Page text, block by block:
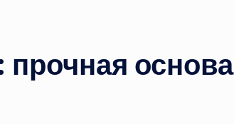
основа